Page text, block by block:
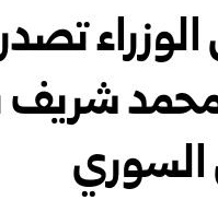
تصدر
شريف
السوري